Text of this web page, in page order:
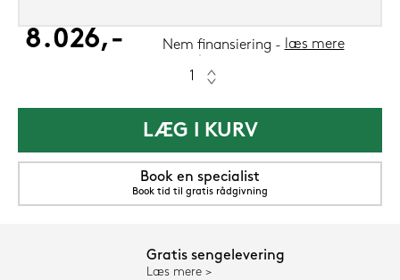
8.026,- Nem finansiering læs mere
LÆG I KURV
Book en specialist
Book tid til gratis rådgivning
Gratis sengelevering
Læs mere